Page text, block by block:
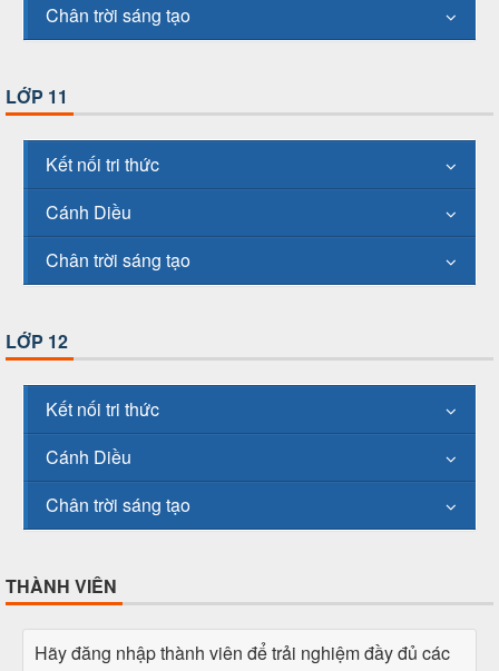
Chân trời sáng tạo
LỚP 11
Kết nối tri thức
Cánh Diều
Chân trời sáng tạo
LỚP 12
Kết nối tri thức
Cánh Diều
Chân trời sáng tạo
THÀNH VIÊN
Hãy đăng nhập thành viên để trải nghiệm đầy đủ các